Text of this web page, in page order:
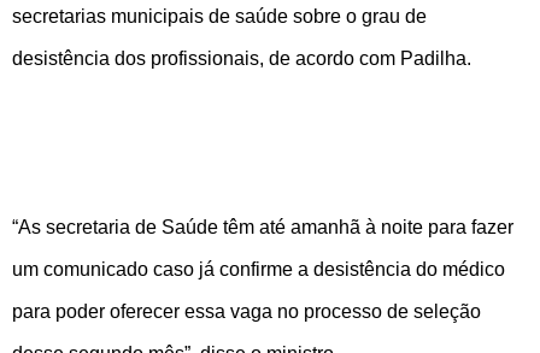
secretarias municipais de saúde sobre o grau de
desistência dos profissionais, de acordo com Padilha.
“As secretaria de Saúde têm até amanhã à noite para fazer
um comunicado caso já confirme a desistência do médico
para poder oferecer essa vaga no processo de seleção